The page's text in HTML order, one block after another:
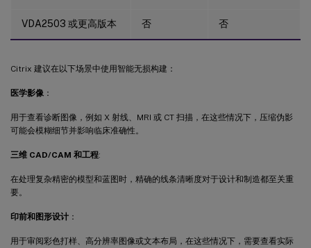
VDA2503 或更高版本 否 否
Citrix 建议在以下场景中使用智能无损构建：
医学影像 ：
用于查看诊断图像，例如 X 射线、MRI 或 CT 扫描，在这些情况下，压缩伪影
可能会模糊细节并影响临床准确性。
三维 CAD/CAM 和工程:
在处理复杂精密的模型和蓝图时，精确的线条清晰度对于设计和制造都至关重
要。
印前和图形设计 ：
用于审阅彩色打样、高分辨率图像或文本布局，在这些情况下，需要查看实际